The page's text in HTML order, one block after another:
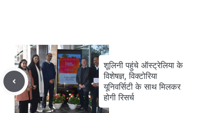
शूलिनी पहुंचे ऑस्ट्रेलिया के
विशेषज्ञ, विक्टोरिया
यूनिवर्सिटी के साथ मिलकर
होगी रिसर्च